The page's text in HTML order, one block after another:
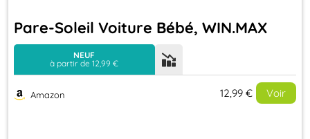
Pare-Soleil Voiture Bébé, WIN.MAX
NEUF
à partir de 12,99 €
Amazon 12,99 € Voir